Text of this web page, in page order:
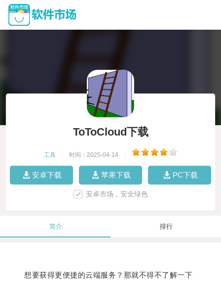
ToToCloud下载
工具 时间：2025-04-14
安卓下载 苹果下载 PC下载
安卓市场，安全绿色
简介 排行
想要获得更便捷的云端服务？那就不得不了解一下